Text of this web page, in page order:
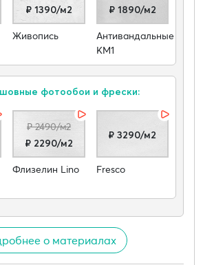
₽ 1390/м2
Живопись
₽ 1890/м2
Антивандальные
КМ1
фотообои и фрески:
₽ 2490/м2
₽ 2290/м2
Флизелин Lino
₽ 3290/м2
Fresco
о материалах